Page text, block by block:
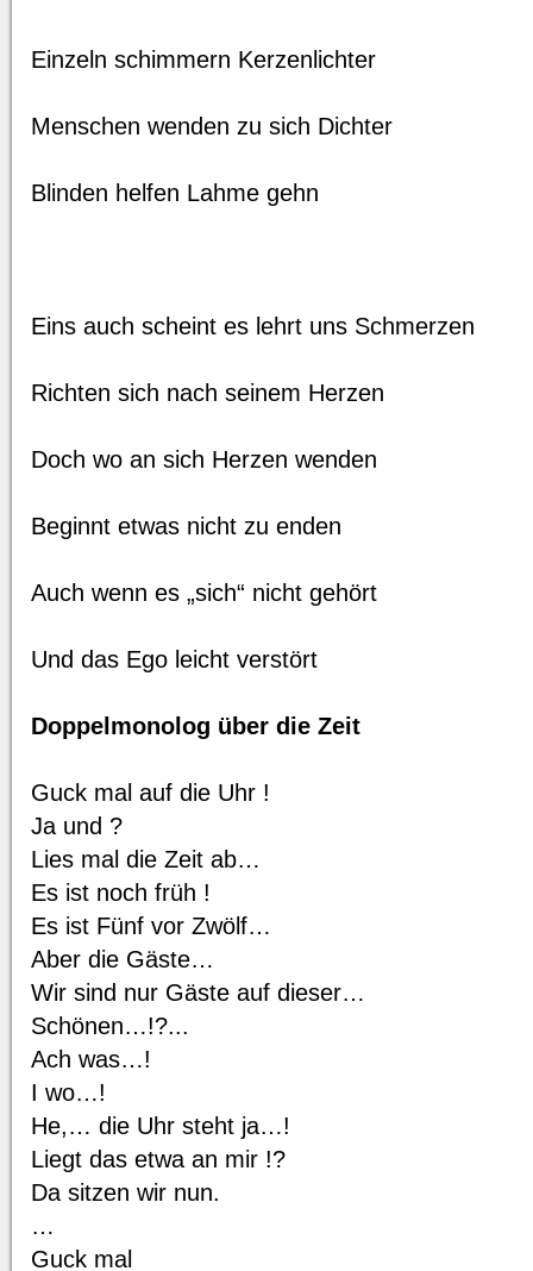
Einzeln schimmern Kerzenlichter
Menschen wenden zu sich Dichter
Blinden helfen Lahme gehn
Eins auch scheint es lehrt uns Schmerzen
Richten sich nach seinem Herzen
Doch wo an sich Herzen wenden
Beginnt etwas nicht zu enden
Auch wenn es „sich“ nicht gehört
Und das Ego leicht verstört
Doppelmonolog über die Zeit
Guck mal auf die Uhr !
Ja und ?
Lies mal die Zeit ab…
Es ist noch früh !
Es ist Fünf vor Zwölf…
Aber die Gäste…
Wir sind nur Gäste auf dieser…
Schönen…!?...
Ach was…!
I wo…!
He,… die Uhr steht ja…!
Liegt das etwa an mir !?
Da sitzen wir nun.
…
Guck mal